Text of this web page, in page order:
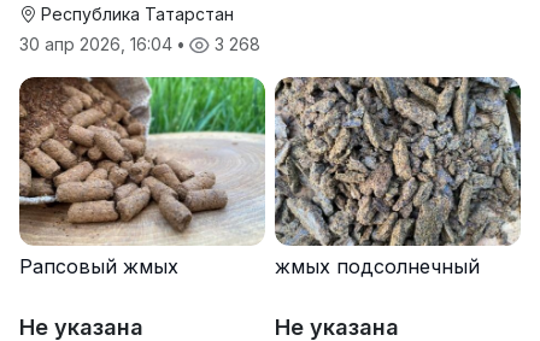
Республика Татарстан
30 апр 2026, 16:04 • 3 268
Рапсовый жмых
Не указана
жмых подсолнечный
Не указана